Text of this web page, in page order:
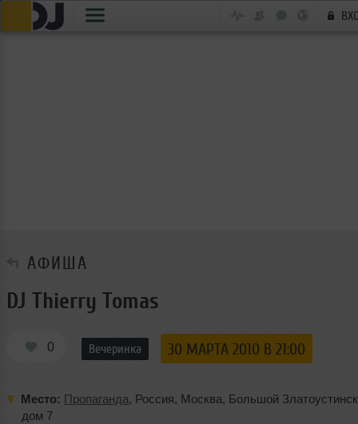
АФИША
DJ Thierry Tomas
0 Вечеринка 30 МАРТА 2010 В 21:00
Место: Пропаганда, Россия, Москва, Большой
дом 7